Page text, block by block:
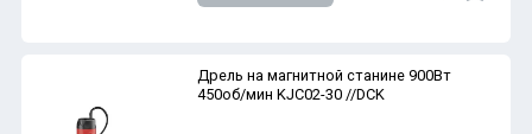
Дрель на магнитной станине 900Вт
450об/мин KJC02-30 //DCK